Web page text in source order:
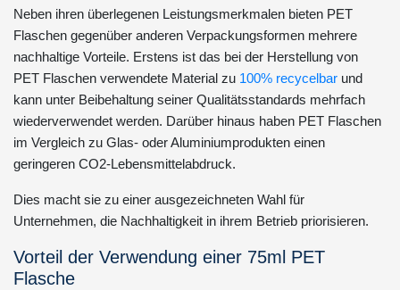
Neben ihren überlegenen Leistungsmerkmalen bieten PET
Flaschen gegenüber anderen Verpackungsformen mehrere
nachhaltige Vorteile. Erstens ist das bei der Herstellung von
PET Flaschen verwendete Material zu 100% recycelbar und
kann unter Beibehaltung seiner Qualitätsstandards mehrfach
wiederverwendet werden. Darüber hinaus haben PET Flaschen
im Vergleich zu Glas- oder Aluminiumprodukten einen
geringeren CO2-Lebensmittelabdruck.
Dies macht sie zu einer ausgezeichneten Wahl für
Unternehmen, die Nachhaltigkeit in ihrem Betrieb priorisieren.
Vorteil der Verwendung einer 75ml PET
Flasche